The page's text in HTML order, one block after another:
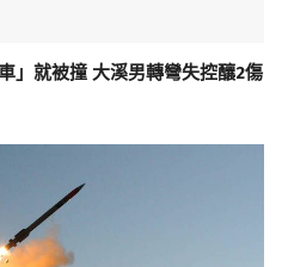
」就被撞 大溪男轉彎失控釀2傷